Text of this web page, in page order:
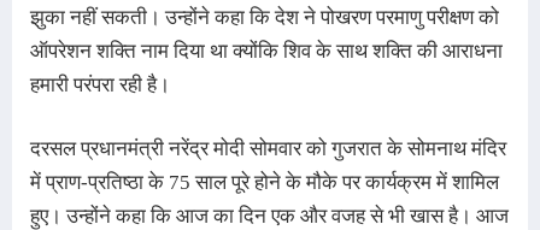
झुका नहीं सकती। उन्होंने कहा कि देश ने पोखरण परमाणु परीक्षण को
ऑपरेशन शक्ति नाम दिया था क्योंकि शिव के साथ शक्ति की आराधना
हमारी परंपरा रही है।
दरसलप्रधानमंत्री नरेंद्र मोदी सोमवार को गुजरात के सोमनाथ मंदिर
में प्राण-प्रतिष्ठा के 75 साल पूरे होने के मौके पर कार्यक्रम में शामिल
हुए। उन्होंने कहा कि आज का दिन एक और वजह से भी खास है। आज